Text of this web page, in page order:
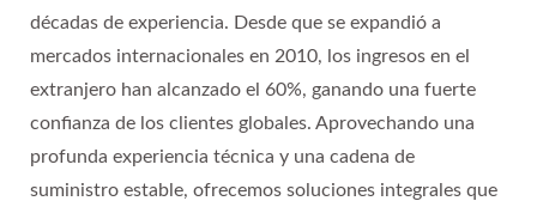
décadas de experiencia. Desde que se expandió a
mercados internacionales en 2010, los ingresos en el
extranjero han alcanzado el 60%, ganando una fuerte
confianza de los clientes globales. Aprovechando una
profunda experiencia técnica y una cadena de
suministro estable, ofrecemos soluciones integrales que